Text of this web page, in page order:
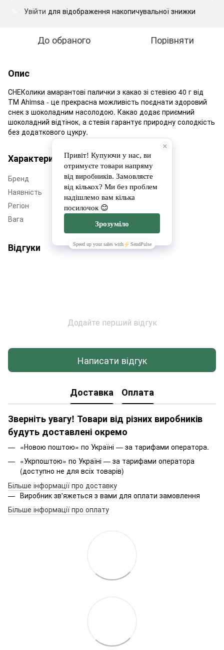
Увійти для відображення накопичувальної знижки
До обраного Порівняти
Опис
СНЕКолики амарантові палички з какао зі стевією 40 г від
ТМ Ahimsa - це прекрасна можливість поєднати здоровий
снек з шоколадним насолодою. Какао додає приємний
шоколадний відтінок, а стевія гарантує природну солодкість
без додаткового цукру.
Характеристики
Бренд
Ahimsa
Наявність
Немає в наявності
Регіон
Дніпропетровщина
Вага
Відгуки
Додайте перший відгук
Написати відгук
Доставка Оплата
Зверніть увагу! Товари від різних виробників
будуть доставлені окремо
«Новою поштою» по Україні — за тарифами оператора.
«Укрпоштою» по Україні — за тарифами оператора
(доступно не для всіх товарів)
Більше інформації про доставку
Виробник зв'яжеться з вами для оплати замовлення
Більше інформації про оплату